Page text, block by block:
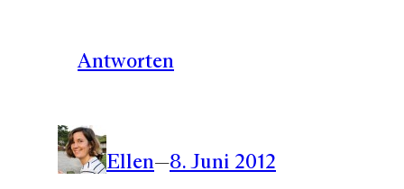
Antworten
Ellen—8. Juni 2012